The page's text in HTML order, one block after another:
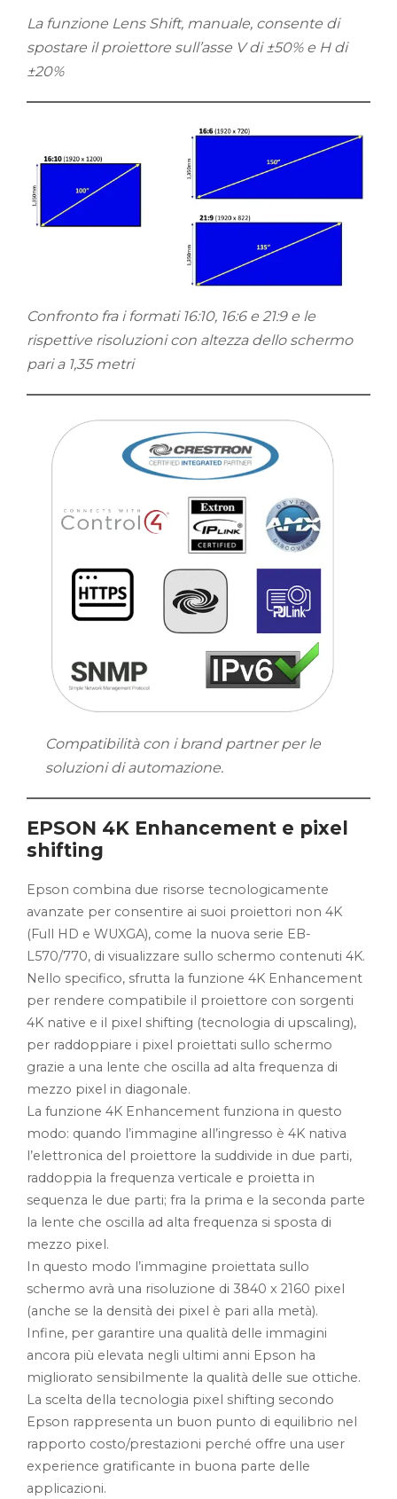
La funzione Lens Shift, manuale, consente di
spostare il proiettore sull’asse V di ±50% e H di
±20%
Confronto fra i formati 16:10, 16:6 e 21:9 e le
rispettive risoluzioni con altezza dello schermo
pari a 1,35 metri
Compatibilità con i brand partner per le
soluzioni di automazione.
EPSON 4K Enhancement e pixel
shifting
Epson combina due risorse tecnologicamente
avanzate per consentire ai suoi proiettori non 4K
(Full HD e WUXGA), come la nuova serie EB-
L570/770, di visualizzare sullo schermo contenuti 4K.
Nello specifico, sfrutta la funzione 4K Enhancement
per rendere com­patibile il proiettore con sorgenti
4K native e il pixel shifting (tecnologia di upscaling),
per raddoppiare i pixel proiettati sullo schermo
grazie a una lente che oscilla ad alta frequenza di
mezzo pixel in diagonale.
La funzione 4K Enhancement funziona in questo
modo: quando l’immagine all’ingresso è 4K nativa
l’elettronica del proiettore la suddivide in due parti,
raddoppia la frequenza verticale e proietta in
sequenza le due parti; fra la prima e la seconda parte
la lente che oscilla ad alta frequenza si sposta di
mezzo pixel.
In questo modo l’immagine proiettata sullo
schermo avrà una risoluzione di 3840 x 2160 pixel
(anche se la densità dei pixel è pari alla metà).
Infine, per garantire una qualità delle immagini
ancora più elevata negli ultimi anni Epson ha
migliorato sensibilmente la qualità delle sue ottiche.
La scelta della tecnologia pixel shifting secondo
Epson rappresenta un buon punto di equilibrio nel
rapporto co­sto/prestazioni perché offre una user
experience gratificante in buona parte delle
applicazioni.